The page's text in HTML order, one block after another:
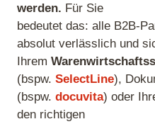
werden. Für Sie
bedeutet das: alle B2B-
absolut verlässlich und
Ihrem Waren
(bspw. SelectLine),
(bspw. docuvita) oder
den richtigen